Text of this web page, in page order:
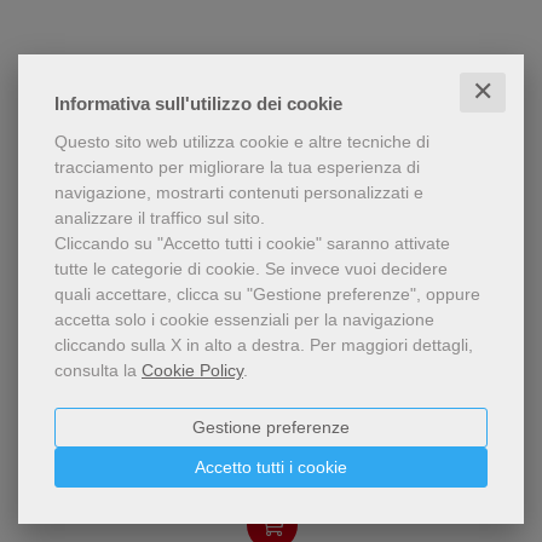
Informativa sull'utilizzo dei cookie ✕
Questo sito web utilizza cookie e altre tecniche di
tracciamento per migliorare la tua esperienza di
navigazione, mostrarti contenuti personalizzati e
analizzare il traffico sul sito.
Cliccando su "Accetto tutti i cookie" saranno attivate
tutte le categorie di cookie. Se invece vuoi decidere
quali accettare, clicca su "Gestione preferenze", oppure
accetta solo i cookie essenziali per la navigazione
cliccando sulla X in alto a destra. Per maggiori dettagli,
consulta la Cookie Policy.
Accetto tutti i cookie
Gestione preferenze
- 5%
Singolare biografia o meglio
che ha cercato il senso
dell'esistenza
confrontandosi con la Bibbia
il suo sorprendente viaggio.
Gianlorenzo Casini
10,50 €9,98 €